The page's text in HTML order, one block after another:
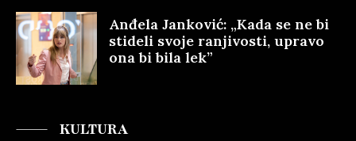
Anđela Janković: „Kada se ne bi
stideli svoje ranjivosti, upravo
ona bi bila lek”
KULTURA